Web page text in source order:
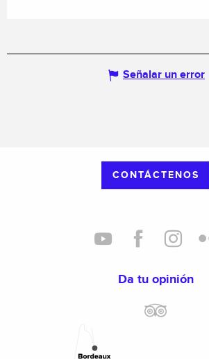
Señalar un error
CONTÁCTENOS
Da tu opinión